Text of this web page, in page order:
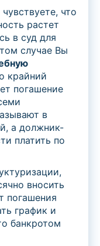
что
растет
в суд для
случае Вы
крайний
погашение
в
а должник-
платить по
вносить
погашения
график и
банкротом